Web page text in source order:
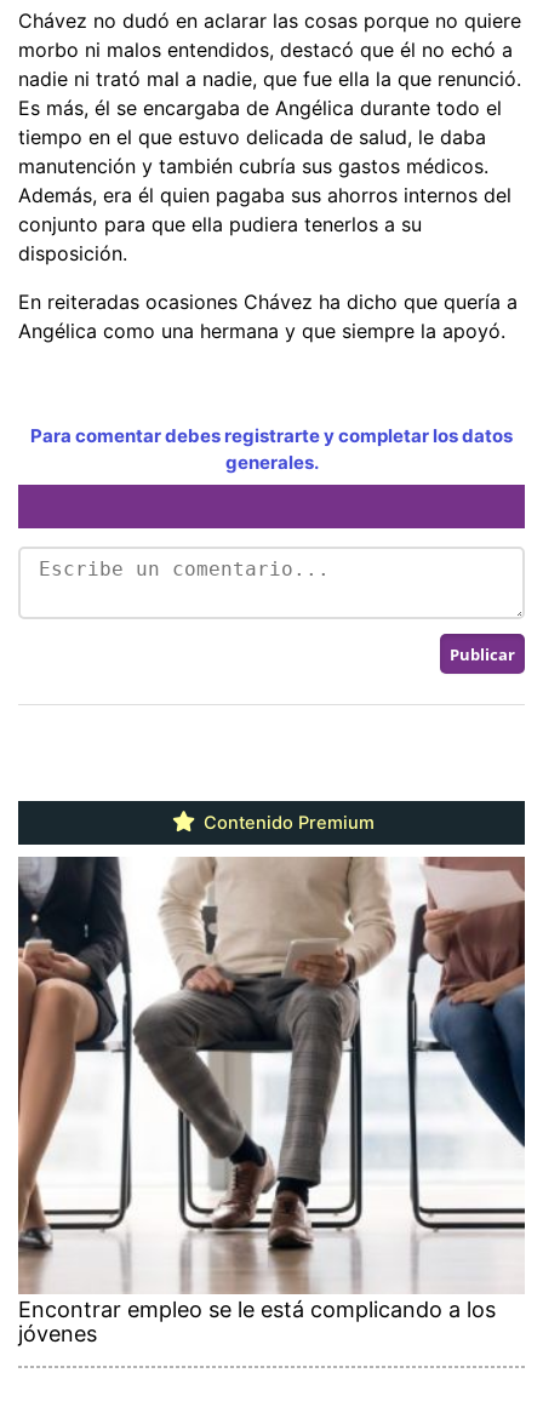
Chávez no dudó en aclarar las cosas porque no quiere
morbo ni malos entendidos, destacó que él no echó a
nadie ni trató mal a nadie, que fue ella la que renunció.
Es más, él se encargaba de Angélica durante todo el
tiempo en el que estuvo delicada de salud, le daba
manutención y también cubría sus gastos médicos.
Además, era él quien pagaba sus ahorros internos del
conjunto para que ella pudiera tenerlos a su
disposición.
En reiteradas ocasiones Chávez ha dicho que quería a
Angélica como una hermana y que siempre la apoyó.
Para comentar debes registrarte y completar los datos
generales.
Contenido Premium
Encontrar empleo se le está complicando a los
jóvenes